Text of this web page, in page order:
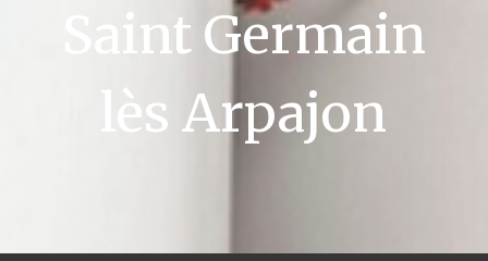
Saint Germain
lès Arpajon